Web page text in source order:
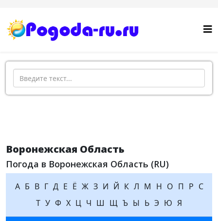
Поиск
Воронежская Область
Погода в Воронежская Область (RU)
А Б В Г Д Е Ё Ж З И Й К Л М Н О П Р С
Т У Ф Х Ц Ч Ш Щ Ъ Ы Ь Э Ю Я